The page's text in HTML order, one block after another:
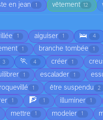
en jean 1 vêtement 12
1 aiguiser 1 🛌 4
1 branche tombée 1
3 🏃 4 créer 1
1 escalader 1
1 être suspendu 2
1 🧗 1 illuminer 1
mettre 1 modeler 1